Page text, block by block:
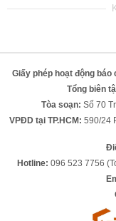
Giấy phép hoạt động báo
Tổng biên
Tòa soạn: Số 70
VPĐD tại TP.HCM: 590/24
Hotline: 096 523 7756